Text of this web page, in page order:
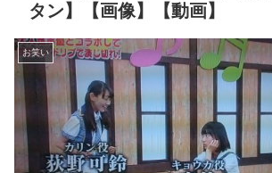
タン】【画像】【動画】
お笑い